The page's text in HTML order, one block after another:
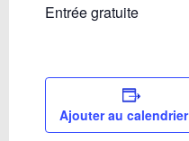
Entrée gratuite
Ajouter au calendrier